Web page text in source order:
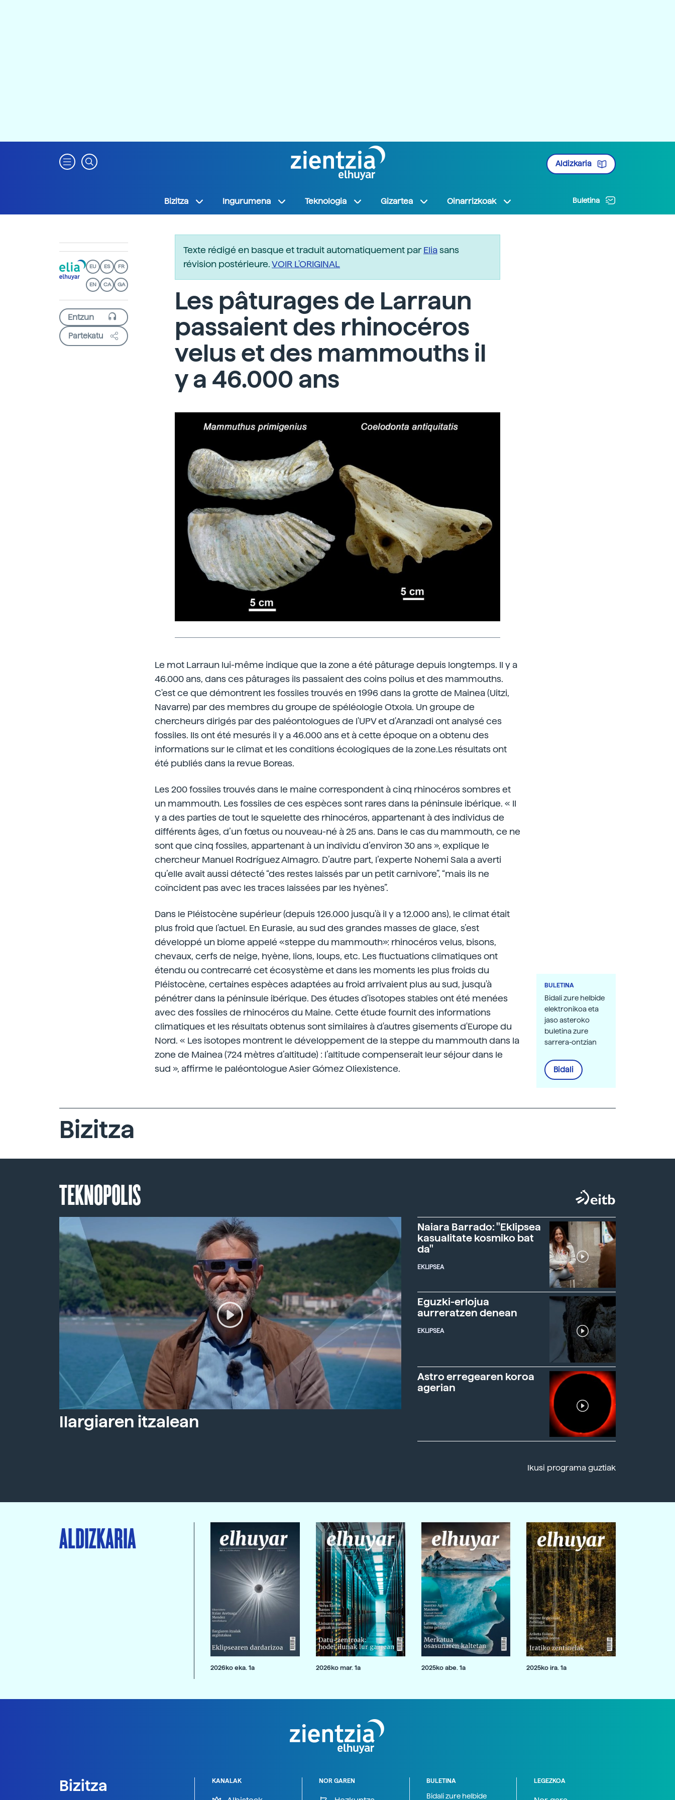
Aldizkaria
Bizitza Ingurumena Teknologia Gizartea Oinarrizkoak Buletina
EU ES FR
EN CA GA
Partekatu
Texte rédigé en basque et traduit automatiquement parEliasans
révision postérieure.VOIR L'ORIGINAL
Les pâturages de Larraun
passaient des rhinocéros
velus et des mammouths il
y a 46.000 ans
Le mot Larraun lui-même indique que la zone a été pâturage depuis longtemps. Il y a
46.000 ans, dans ces pâturages ils passaient des coins poilus et des mammouths.
C'est ce que démontrent les fossiles trouvés en 1996 dans la grotte de Mainea (Uitzi,
Navarre) par des membres du groupe de spéléologie Otxola. Un groupe de
chercheurs dirigés par des paléontologues de l'UPV et d'Aranzadi ont analysé ces
fossiles. Ils ont été mesurés il y a 46.000 ans et à cette époque on a obtenu des
informations sur le climat et les conditions écologiques de la zone.Les résultats ont
été publiés dans la revue Boreas.
Les 200 fossiles trouvés dans le maine correspondent à cinq rhinocéros sombres et
un mammouth. Les fossiles de ces espèces sont rares dans la péninsule ibérique. « Il
y a des parties de tout le squelette des rhinocéros, appartenant à des individus de
différents âges, d’un fœtus ou nouveau-né à 25 ans. Dans le cas du mammouth, ce ne
sont que cinq fossiles, appartenant à un individu d’environ 30 ans », explique le
chercheur Manuel Rodríguez Almagro. D’autre part, l’experte Nohemi Sala a averti
qu’elle avait aussi détecté “des restes laissés par un petit carnivore”, “mais ils ne
coïncident pas avec les traces laissées par les hyènes”.
Dans le Pléistocène supérieur (depuis 126.000 jusqu'à il y a 12.000 ans), le climat était
plus froid que l'actuel. En Eurasie, au sud des grandes masses de glace, s’est
développé un biome appelé «steppe du mammouth»: rhinocéros velus, bisons,
chevaux, cerfs de neige, hyène, lions, loups, etc. Les fluctuations climatiques ont
étendu ou contrecarré cet écosystème et dans les moments les plus froids du
Pléistocène, certaines espèces adaptées au froid arrivaient plus au sud, jusqu'à
pénétrer dans la péninsule ibérique. Des études d'isotopes stables ont été menées
avec des fossiles de rhinocéros du Maine. Cette étude fournit des informations
climatiques et les résultats obtenus sont similaires à d'autres gisements d'Europe du
Nord. « Les isotopes montrent le développement de la steppe du mammouth dans la
zone de Mainea (724 mètres d’altitude) : l’altitude compenserait leur séjour dans le
sud », affirme le paléontologue Asier Gómez Oliexistence.
BULETINA
Bidali zure helbide
elektronikoa eta
jaso asteroko
buletina zure
sarrera-ontzian
Bidali
Bizitza
TEKNOPOLIS
Ilargiaren itzalean
Naiara Barrado: "Eklipsea
kasualitate kosmiko bat
da"
EKLIPSEA
Eguzki-erlojua
aurreratzen denean
EKLIPSEA
Astro erregearen koroa
agerian
Ikusi programa guztiak
ALDIZKARIA
2026ko eka. 1a 2026ko mar. 1a 2025ko abe. 1a 2025ko ira. 1a
Bizitza KANALAK NOR GAREN BULETINA
Bidali zure helbide
LEGEZKOA